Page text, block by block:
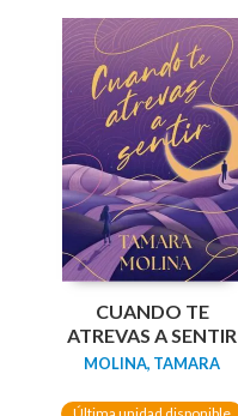
CUANDO TE
ATREVAS A SENTIR
MOLINA, TAMARA